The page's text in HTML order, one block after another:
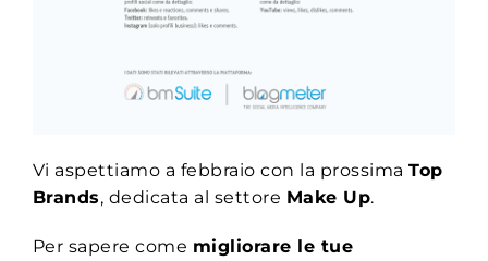
Vi aspettiamo a febbraio con la prossimaTop
Brands, dedicata al settore Make Up.
Per sapere come migliorare le tue